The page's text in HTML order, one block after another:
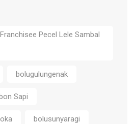
Pecel Lele Sambal
bolugulungenak
Sapi
bolusunyaragi